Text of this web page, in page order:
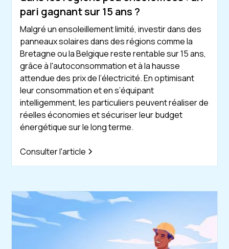
pari gagnant sur 15 ans ?
Malgré un ensoleillement limité, investir dans des
panneaux solaires dans des régions comme la
Bretagne ou la Belgique reste rentable sur 15 ans,
grâce à l'autoconsommation et à la hausse
attendue des prix de l’électricité. En optimisant
leur consommation et en s’équipant
intelligemment, les particuliers peuvent réaliser de
réelles économies et sécuriser leur budget
énergétique sur le long terme.
Consulter l'article